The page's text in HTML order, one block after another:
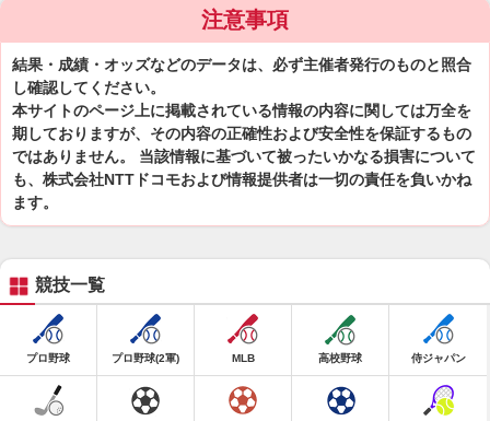
注意事項
結果・成績・オッズなどのデータは、必ず主催者発行のものと照合
し確認してください。
本サイトのページ上に掲載されている情報の内容に関しては万全を
期しておりますが、その内容の正確性および安全性を保証するもの
ではありません。 当該情報に基づいて被ったいかなる損害について
も、株式会社NTTドコモおよび情報提供者は一切の責任を負いかね
ます。
競技一覧
プロ野球 プロ野球(2軍) MLB 高校野球 侍ジャパン